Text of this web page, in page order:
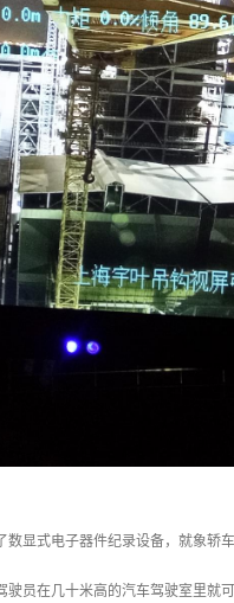
显式电子器件纪录设备，就象轿
员在几十米高的汽车驾驶室里